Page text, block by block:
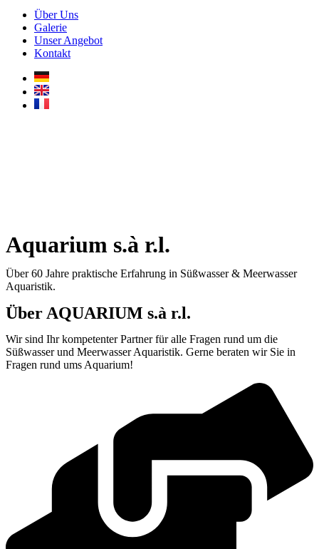
Über Uns
Galerie
Unser Angebot
Kontakt
Aquarium s.à r.l.
Über 60 Jahre praktische Erfahrung in Süßwasser & Meerwasser
Aquaristik.
Über AQUARIUM s.à r.l.
Wir sind Ihr kompetenter Partner für alle Fragen rund um die
Süßwasser und Meerwasser Aquaristik. Gerne beraten wir Sie in
Fragen rund ums Aquarium!